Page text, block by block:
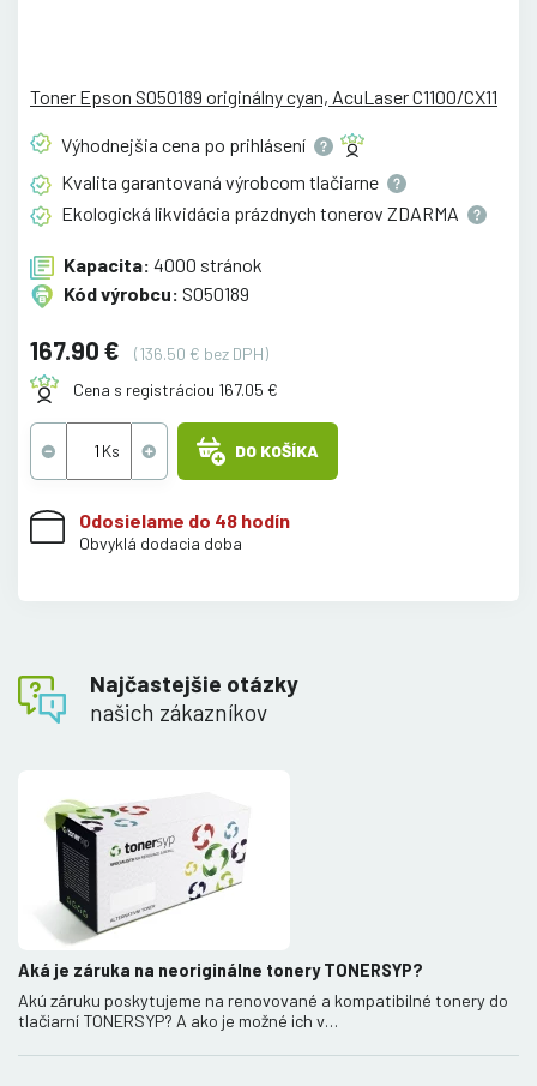
Toner Epson S050189 originálny cyan, AcuLaser C1100/CX11
Výhodnejšia cena po prihlásení
Kvalita garantovaná výrobcom tlačiarne
Ekologická likvidácia prázdnych tonerov ZDARMA
Kapacita: 4000 stránok
Kód výrobcu: S050189
167.90 €
(136.50 € bez DPH)
Cena s registráciou 167.05 €
DO KOŠÍKA
Odosielame do 48 hodín
Obvyklá dodacia doba
Najčastejšie otázky
našich zákazníkov
Aká je záruka na neoriginálne tonery TONERSYP?
Akú záruku poskytujeme na renovované a kompatibilné tonery do
tlačiarní TONERSYP? A ako je možné ich v…